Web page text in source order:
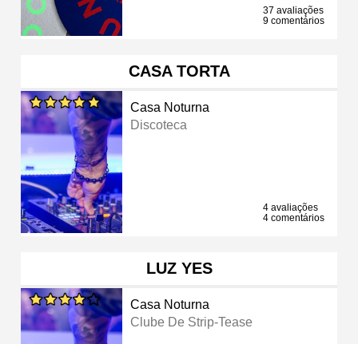
37 avaliações
9 comentários
CASA TORTA
Casa Noturna
Discoteca
4 avaliações
4 comentários
LUZ YES
Casa Noturna
Clube De Strip-Tease